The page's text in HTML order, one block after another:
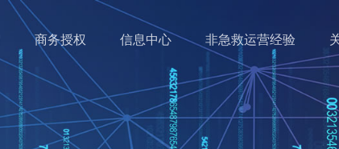
商务授权 信息中心 非急救运营经验